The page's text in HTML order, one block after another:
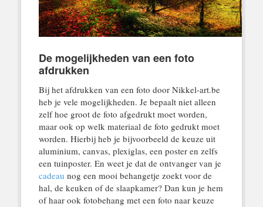
De mogelijkheden van een foto
afdrukken
Bij het afdrukken van een foto door Nikkel-art.be
heb je vele mogelijkheden. Je bepaalt niet alleen
zelf hoe groot de foto afgedrukt moet worden,
maar ook op welk materiaal de foto gedrukt moet
worden. Hierbij heb je bijvoorbeeld de keuze uit
aluminium, canvas, plexiglas, een poster en zelfs
een tuinposter. En weet je dat de ontvanger van je
cadeau nog een mooi behangetje zoekt voor de
hal, de keuken of de slaapkamer? Dan kun je hem
of haar ook fotobehang met een foto naar keuze